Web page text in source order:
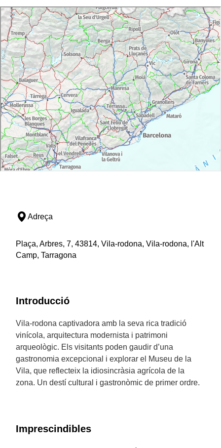
Adreça
Plaça, Arbres, 7, 43814, Vila-rodona, Vila-rodona, l'Alt
Camp, Tarragona
Introducció
Vila-rodona captivadora amb la seva rica tradició
vinícola, arquitectura modernista i patrimoni
arqueològic. Els visitants poden gaudir d’una
gastronomia excepcional i explorar el Museu de la
Vila, que reflecteix la idiosincràsia agrícola de la
zona. Un destí cultural i gastronòmic de primer ordre.
Imprescindibles